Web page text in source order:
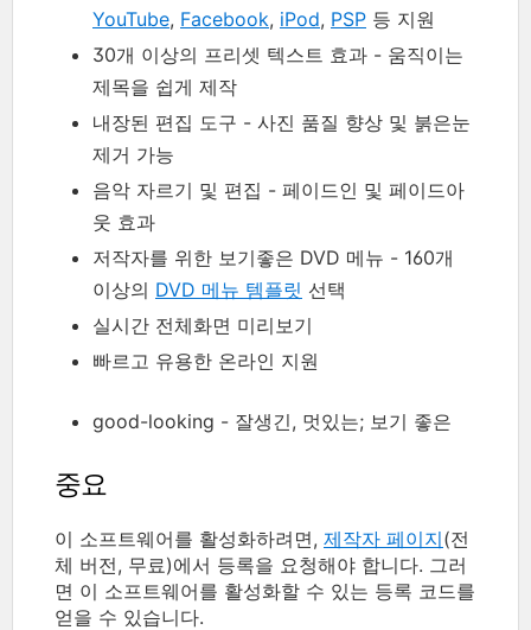
YouTube, Facebook, iPod, PSP 등 지원
30개 이상의 프리셋 텍스트 효과 - 움직이는
제목을 쉽게 제작
내장된 편집 도구 - 사진 품질 향상 및 붉은눈
제거 가능
음악 자르기 및 편집 - 페이드인 및 페이드아
웃 효과
저작자를 위한 보기좋은 DVD 메뉴 - 160개
이상의 DVD 메뉴 템플릿 선택
실시간 전체화면 미리보기
빠르고 유용한 온라인 지원
good-looking - 잘생긴, 멋있는; 보기 좋은
중요
이 소프트웨어를 활성화하려면, 제작자 페이지(전
체 버전, 무료)에서 등록을 요청해야 합니다. 그러
면 이 소프트웨어를 활성화할 수 있는 등록 코드를
얻을 수 있습니다.